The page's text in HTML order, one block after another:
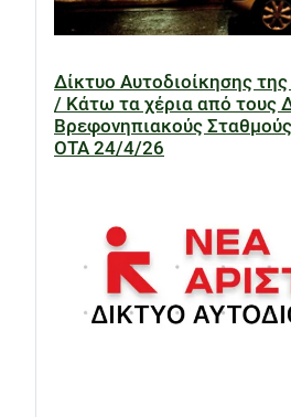
Δίκτυο Αυτοδιοίκησης
/ Κάτω τα χέρια από τους
Βρεφονηπιακούς
ΟΤΑ 24/4/26